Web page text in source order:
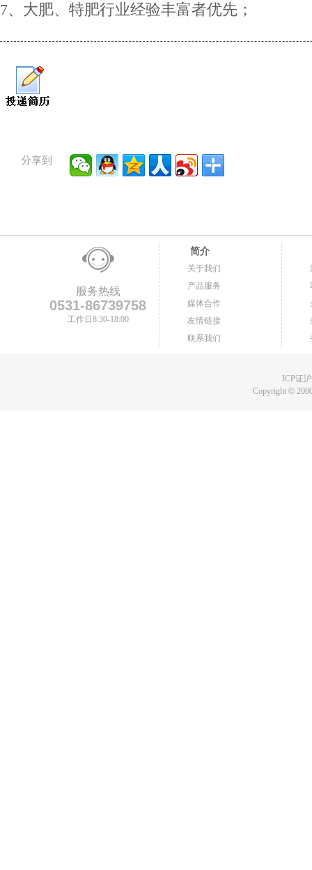
7、大肥、特肥行业经验丰富者优先；
分享到
服务热线
0531-86739758
工作日8:30-18:00
简介
关于我们
产品服务
媒体合作
友情链接
联系我们
ICP证
Copyright©